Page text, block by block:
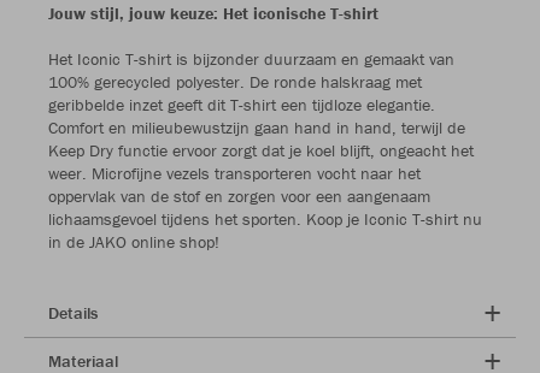
Jouw stijl, jouw keuze: Het iconische T-shirt
Het Iconic T-shirt is bijzonder duurzaam en gemaakt van
100% gerecycled polyester. De ronde halskraag met
geribbelde inzet geeft dit T-shirt een tijdloze elegantie.
Comfort en milieubewustzijn gaan hand in hand, terwijl de
Keep Dry functie ervoor zorgt dat je koel blijft, ongeacht het
weer. Microfijne vezels transporteren vocht naar het
oppervlak van de stof en zorgen voor een aangenaam
lichaamsgevoel tijdens het sporten. Koop je Iconic T-shirt nu
in de JAKO online shop!
Details
Materiaal